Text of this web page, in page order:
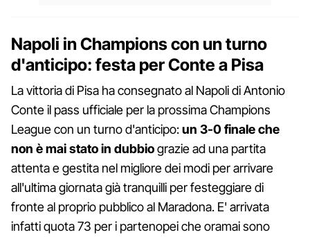
Napoli in Champions con un turno
d'anticipo: festa per Conte a Pisa
La vittoria di Pisa ha consegnato al Napoli di Antonio
Conte il pass ufficiale per la prossima Champions
League con un turno d'anticipo:un 3-0 finale che
non è mai stato in dubbiograzie ad una partita
attenta e gestita nel migliore dei modi per arrivare
all'ultima giornata già tranquilli per festeggiare di
fronte al proprio pubblico al Maradona. E' arrivata
infatti quota 73 per i partenopei che oramai sono